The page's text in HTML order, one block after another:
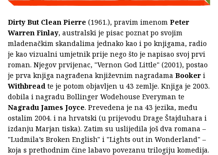
Dirty But Clean Pierre (1961.), pravim imenom Peter
Warren Finlay, australski je pisac poznat po svojim
mladenačkim skandalima jednako kao i po knjigama, radio
je kao vizualni umjetnik prije nego što je napisao svoj prvi
roman. Njegov prvijenac, "Vernon God Little" (2001), postao
je prva knjiga nagrađena književnim nagradama Booker i
Withbread te je potom objavljen u 43 zemlje. Knjiga je 2003.
dobila i nagradu Bollinger Wodehouse Everyman te
Nagradu James Joyce. Prevedena je na 43 jezika, među
ostalim 2004. i na hrvatski (u prijevodu Drage Štajduhara i
izdanju Marjan tiska). Zatim su uslijedila još dva romana –
"Ludmila’s Broken English" i "Lights out in Wonderland" –
koja s prethodnim čine labavo povezanu trilogiju komedija.